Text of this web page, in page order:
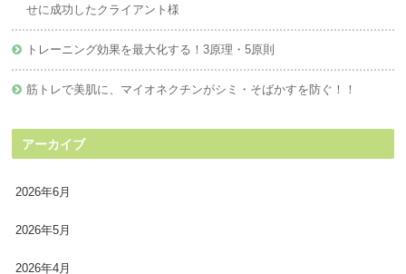
せに成功したクライアント様
トレーニング効果を最大化する！3原理・5原則
筋トレで美肌に、マイオネクチンがシミ・そばかすを防ぐ！！
アーカイブ
2026年6月
2026年5月
2026年4月